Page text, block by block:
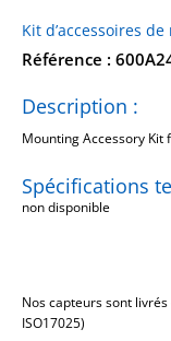
Kit d’accessoires
Référence :
Spécifications
non disponible
Description :
Mounting Accessory Kit
Nos capteurs sont
ISO17025)